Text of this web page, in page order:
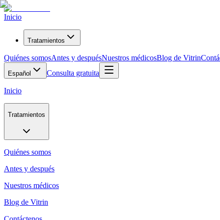
Inicio
Tratamientos
Quiénes somosAntes y despuésNuestros médicosBlog de Vitrin
Español Consulta gratuita
Inicio
Tratamientos
Quiénes somos
Antes y después
Nuestros médicos
Blog de Vitrin